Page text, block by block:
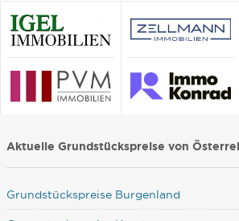
Aktuelle Grundstückspreise von
Grundstückspreise Burgenland